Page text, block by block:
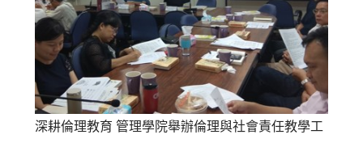
深耕倫理教育 管理學院舉辦倫理與社會責任教學工